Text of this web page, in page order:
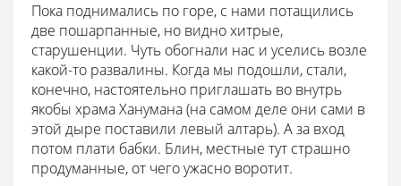
Пока поднимались по горе, с нами потащились
две пошарпанные, но видно хитрые,
старушенции. Чуть обогнали нас и уселись возле
какой-то развалины. Когда мы подошли, стали,
конечно, настоятельно приглашать во внутрь
якобы храма Ханумана (на самом деле они сами в
этой дыре поставили левый алтарь). А за вход
потом плати бабки. Блин, местные тут страшно
продуманные, от чего ужасно воротит.